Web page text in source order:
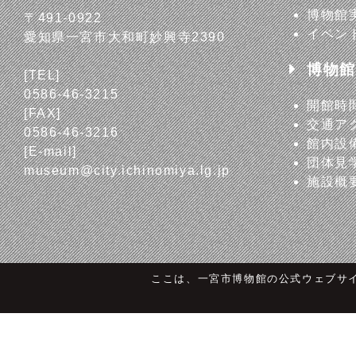
〒491-0922
愛知県一宮市大和町妙興寺2390
[TEL]
0586-46-3215
[FAX]
0586-46-3216
[E-mail]
museum@city.ichinomiya.lg.jp
博物館
イベン
博物
開館時
交通ア
館内設
団体見
施設概
ここは、一宮市博物館の公式ウェブ